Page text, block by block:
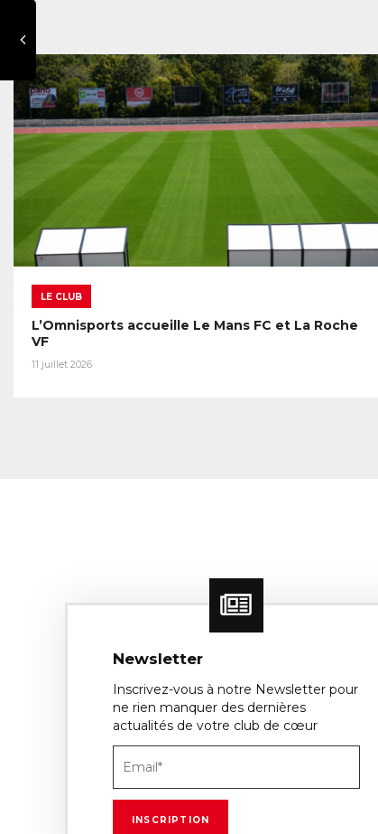
LE CLUB
L’Omnisports accueille Le Mans FC et La Roche
VF
11 juillet 2026
Newsletter
Inscrivez-vous à notre Newsletter pour
ne rien manquer des dernières
actualités de votre club de cœur